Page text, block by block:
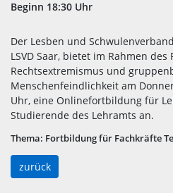
Beginn 18:30 Uhr
Der Lesben und
LSVD Saar, bietet im Rahmen
Rechtsextremismus und
Menschenfeindlichkeit am
Uhr, eine Onlinefortbildung für
Studierende des Lehramts an.
Thema: Fortbildung für Fachkräfte
zurück